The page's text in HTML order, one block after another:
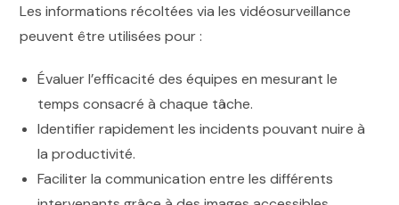
Les informations récoltées via les vidéosurveillance
peuvent être utilisées pour :
Évaluer l’efficacité des équipes en mesurant le
temps consacré à chaque tâche.
Identifier rapidement les incidents pouvant nuire à
la productivité.
Faciliter la communication entre les différents